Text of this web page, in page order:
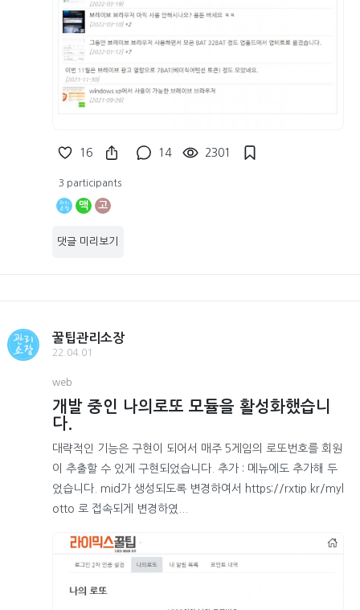
16 14 2301
3 participants
맥 고
댓글 미리보기
꿀팁관리소장
22.04.01
web
개발 중인 나의로또 모듈을 활성화했습니
다.
대략적인 기능은 구현이 되어서 매주 5게임의 로또번호를 회원
이 추출할 수 있게 구현되었습니다. 추가 : 메뉴에도 추가해 두
었습니다. mid가 생성되도록 변경하여서 https://rxtip.kr/myl
otto 로 접속되게 변경하였...